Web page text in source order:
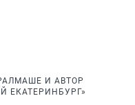
И АВТОР
ЕКАТЕРИНБУРГ»